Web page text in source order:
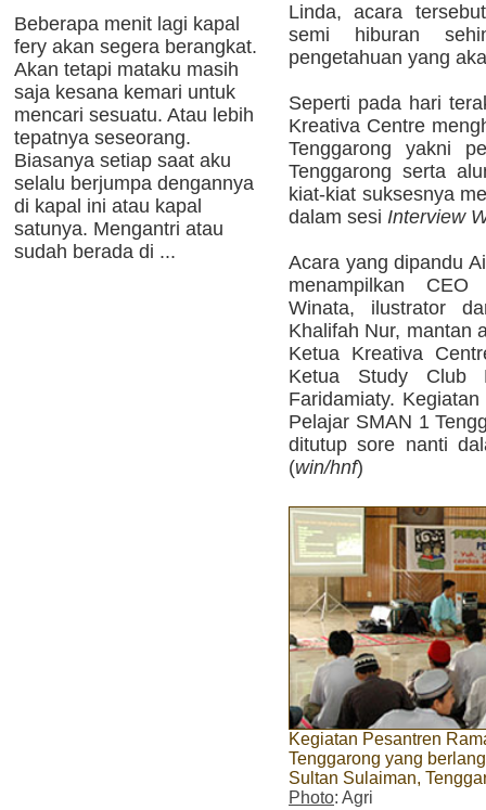
Beberapa menit lagi kapal
fery akan segera berangkat.
Akan tetapi mataku masih
saja kesana kemari untuk
mencari sesuatu. Atau lebih
tepatnya seseorang.
Biasanya setiap saat aku
selalu berjumpa dengannya
di kapal ini atau kapal
satunya. Mengantri atau
sudah berada di ...
Linda, acara
semi hiburan
pengetahuan yang
Seperti pada hari
Kreativa Centre
Tenggarong yakni
Tenggarong serta
kiat-kiat suksesnya
dalam sesi Interview
Acara yang dipandu
menampilkan
Winata, ilustrator
Khalifah Nur, mantan
Ketua Kreativa
Ketua Study Club
Faridamiaty.
Pelajar SMAN 1
ditutup sore nanti
(win/hnf)
Kegiatan Pesantren
Tenggarong yang
Sultan Sulaiman,
Photo: Agri